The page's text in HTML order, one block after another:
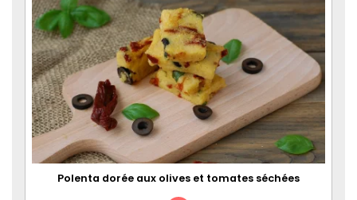
Polenta dorée aux olives et tomates séchées